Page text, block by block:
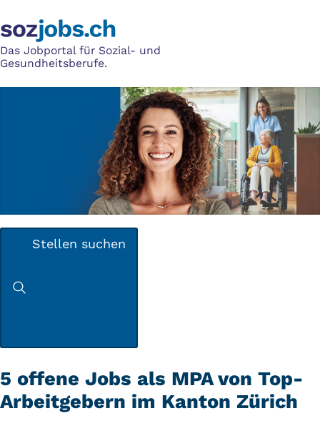
Das Jobportal für Sozial- und
Gesundheitsberufe.
Stellen suchen
5 offene Jobs als MPA von Top-
Arbeitgebern im Kanton Zürich